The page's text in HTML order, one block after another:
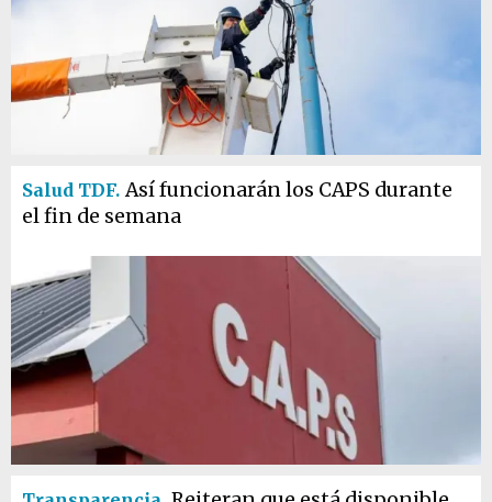
Salud TDF. Así funcionarán los CAPS durante
el fin de semana